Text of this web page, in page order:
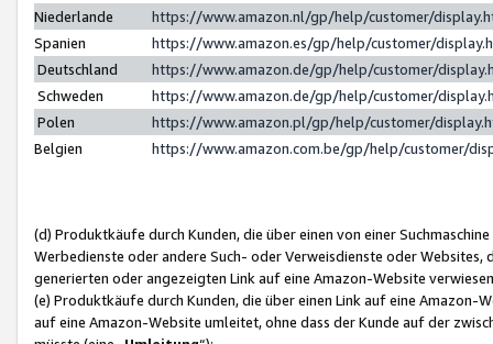
Niederlande
https://www.amazon.nl/gp/help/customer/
Spanien
https://www.amazon.es/gp/help/customer/
Deutschland
https://www.amazon.de/gp/help/customer/
Schweden
https://www.amazon.de/gp/help/customer/
Polen
https://www.amazon.pl/gp/help/customer/
Belgien
https://www.amazon.com.be/gp/help/customer/
(d) Produktkäufe durch Kunden, die über einen von einer
Werbedienste oder andere Such- oder Verweisdienste oder Websites,
generierten oder angezeigten Link auf eine Amazon-Website
(e) Produktkäufe durch Kunden, die über einen Link auf eine
auf eine Amazon-Website umleitet, ohne dass der Kunde auf der